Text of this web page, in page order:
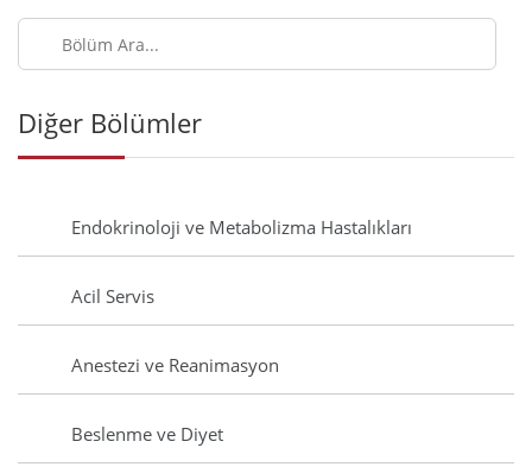
Bölüm
Diğer Bölümler
Endokrinoloji ve Metabolizma Hastalıkları
Acil Servis
Anestezi ve Reanimasyon
Beslenme ve Diyet